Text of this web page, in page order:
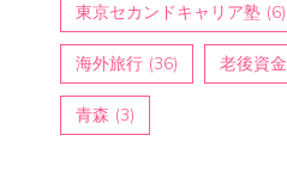
東京セカンドキャリア塾 (6)
海外旅行 (36) 老後資金
青森 (3)